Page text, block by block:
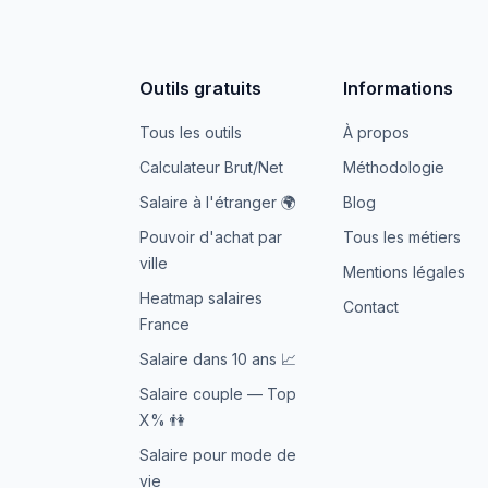
Outils gratuits
Tous les outils
Calculateur Brut/Net
Salaire à l'étranger 🌍
Pouvoir d'achat par
ville
Heatmap salaires
France
Salaire dans 10 ans 📈
Salaire couple — Top
X% 👫
Salaire pour mode de
vie
Informations
À propos
Méthodologie
Blog
Tous les métiers
Mentions légales
Contact